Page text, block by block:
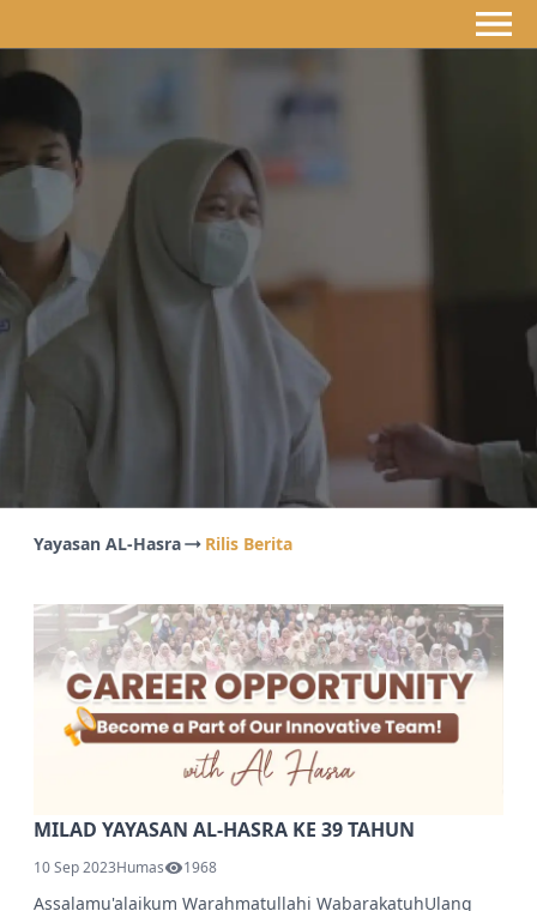
Yayasan AL-Hasra Rilis Berita
MILAD YAYASAN AL-HASRA KE 39 TAHUN
10 Sep 2023Humas 1968
Assalamu'alaikum Warahmatullahi WabarakatuhUlang